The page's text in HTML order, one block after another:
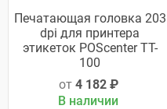
Печатающая головка 203
dpi для принтера
этикеток POScenter TT-
100
от 4 182 ₽
В наличии